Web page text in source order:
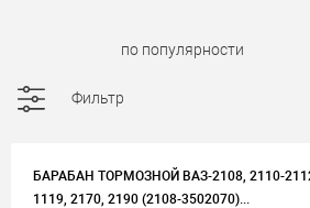
Фильтр
БАРАБАН ТОРМОЗНОЙ ВАЗ-2108, 2110-
1119, 2170, 2190 (2108-3502070)...